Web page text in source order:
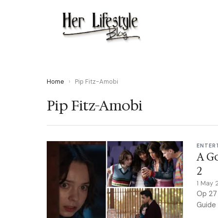
Home › Pip Fitz-Amobi
Pip Fitz-Amobi
A
2
1 May
Op
Guide